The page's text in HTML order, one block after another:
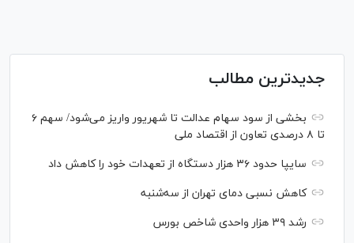
جدیدترین مطالب
بخشی از سود سهام عدالت تا شهریور واریز می‌شود/ سهم ۶
تا ۸ درصدی تعاون از اقتصاد ملی
سایپا حدود ۳۶ هزار دستگاه از تعهدات خود را کاهش داد
کاهش نسبی دمای تهران از سه‌شنبه
رشد ۳۹ هزار واحدی شاخص بورس